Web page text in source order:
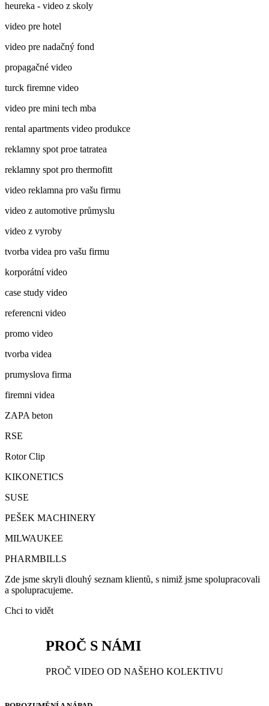
heureka - video z skoly
video pre hotel
video pre nadačný fond
propagačné video
turck firemne video
video pre mini tech mba
rental apartments video produkce
reklamny spot proe tatratea
reklamny spot pro thermofitt
video reklamna pro vašu firmu
video z automotive průmyslu
video z vyroby
tvorba videa pro vašu firmu
korporátní video
case study video
referencni video
promo video
tvorba videa
prumyslova firma
firemni videa
ZAPA beton
RSE
Rotor Clip
KIKONETICS
SUSE
PEŠEK MACHINERY
MILWAUKEE
PHARMBILLS
Zde jsme skryli dlouhý seznam klientů, s nimiž jsme spolupracovali
a spolupracujeme.
Chci to vidět
PROČ S NÁMI
PROČ VIDEO OD NAŠEHO KOLEKTIVU